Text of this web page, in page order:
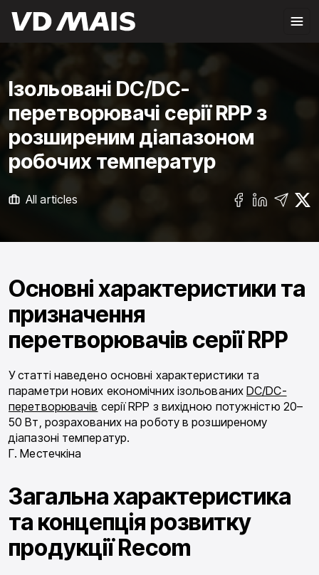
Ізольовані DC/DC-
перетворювачі серії RPP з
розширеним діапазоном
робочих температур
All articles
Основні характеристики та
призначення
перетворювачів серії RPP
У статті наведено основні характеристики та
параметри нових економічних ізольованих DC/DC-
перетворювачів серії RPP з вихідною потужністю 20–
50 Вт, розрахованих на роботу в розширеному
діапазоні температур.
Г. Местечкіна
Загальна характеристика
та концепція розвитку
продукції Recom